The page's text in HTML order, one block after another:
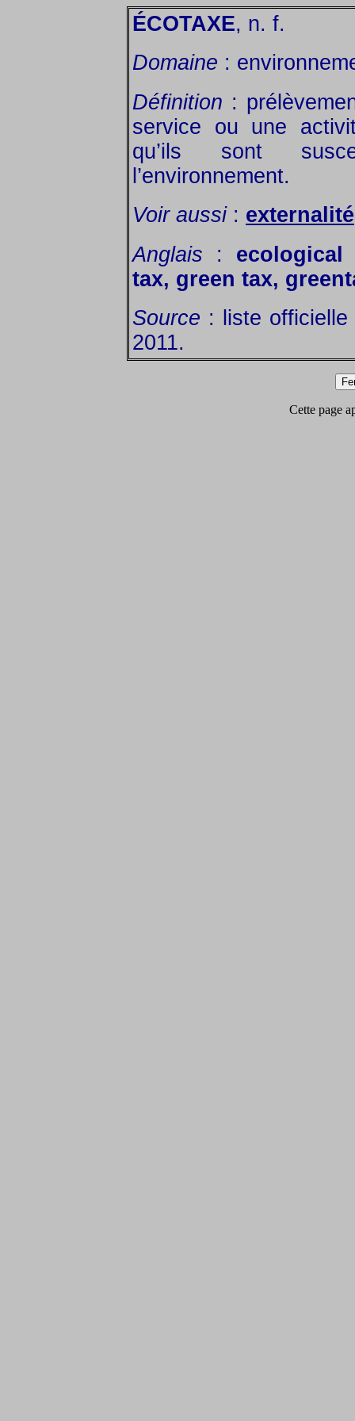
ÉCOTAXE, n. f.
Domaine :
Définition :
service ou une
qu’ils sont
l’environnement.
Voir aussi: externalité
Anglais : ecological
tax, green tax,
Source : liste
2011.
Cette page